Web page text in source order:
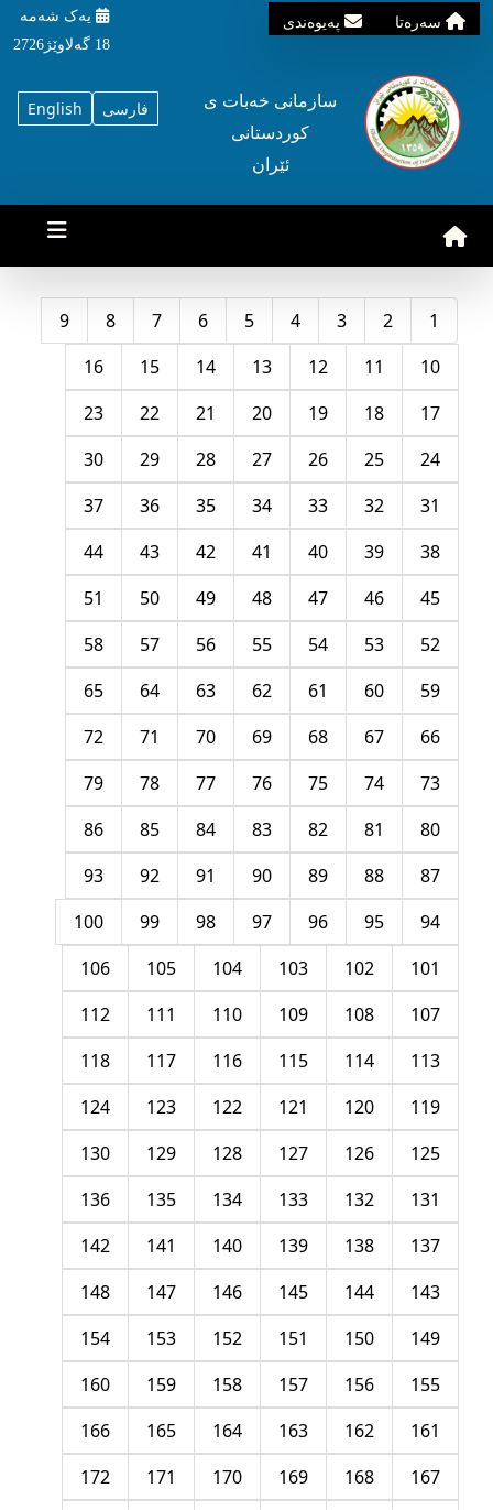
سه‌ره‌تا په‌یوه‌ندی
یه‌ک شه‌مه‌
18 گه‌لاوێژ2726
English فارسی
سازمانی خه‌بات ی
کوردستانی
ئێران
1
2
3
4
5
6
7
8
9
10
11
12
13
14
15
16
17
18
19
20
21
22
23
24
25
26
27
28
29
30
31
32
33
34
35
36
37
38
39
40
41
42
43
44
45
46
47
48
49
50
51
52
53
54
55
56
57
58
59
60
61
62
63
64
65
66
67
68
69
70
71
72
73
74
75
76
77
78
79
80
81
82
83
84
85
86
87
88
89
90
91
92
93
94
95
96
97
98
99
100
101
102
103
104
105
106
107
108
109
110
111
112
113
114
115
116
117
118
119
120
121
122
123
124
125
126
127
128
129
130
131
132
133
134
135
136
137
138
139
140
141
142
143
144
145
146
147
148
149
150
151
152
153
154
155
156
157
158
159
160
161
162
163
164
165
166
167
168
169
170
171
172